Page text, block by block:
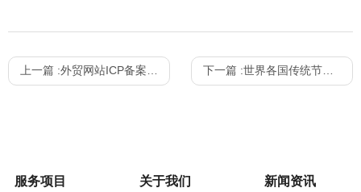
上一篇 :外贸网站ICP备案前准备概述 下一篇 :世界各国传统节日一览表
服务项目 关于我们 新闻资讯